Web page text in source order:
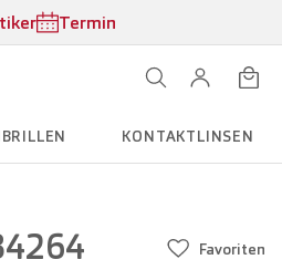
Termin
KONTAKTLINSEN
Favoriten